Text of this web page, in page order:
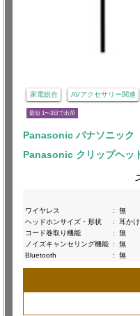
家電総合 AVアクセサリー関連
最短 1〜3日で出荷
Panasonic パナソニック
Panasonic クリップヘッ
ワイヤレス
:
無
ヘッドホンサイズ・形状
:
耳か
コード巻取り機能
:
無
ノイズキャンセリング機能 :
無
Bluetooth
: 無